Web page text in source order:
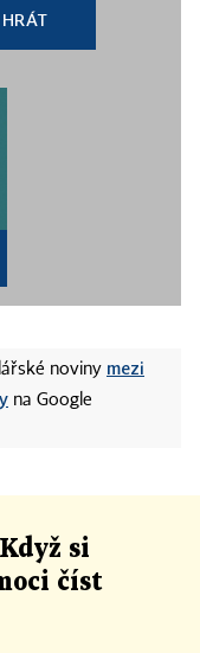
HRÁT
noviny mezi
na Google
si
číst